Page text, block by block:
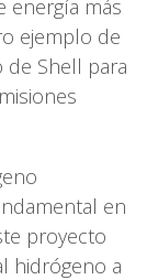
energía más
ejemplo de
Shell para
en
proyecto
hidrógeno a